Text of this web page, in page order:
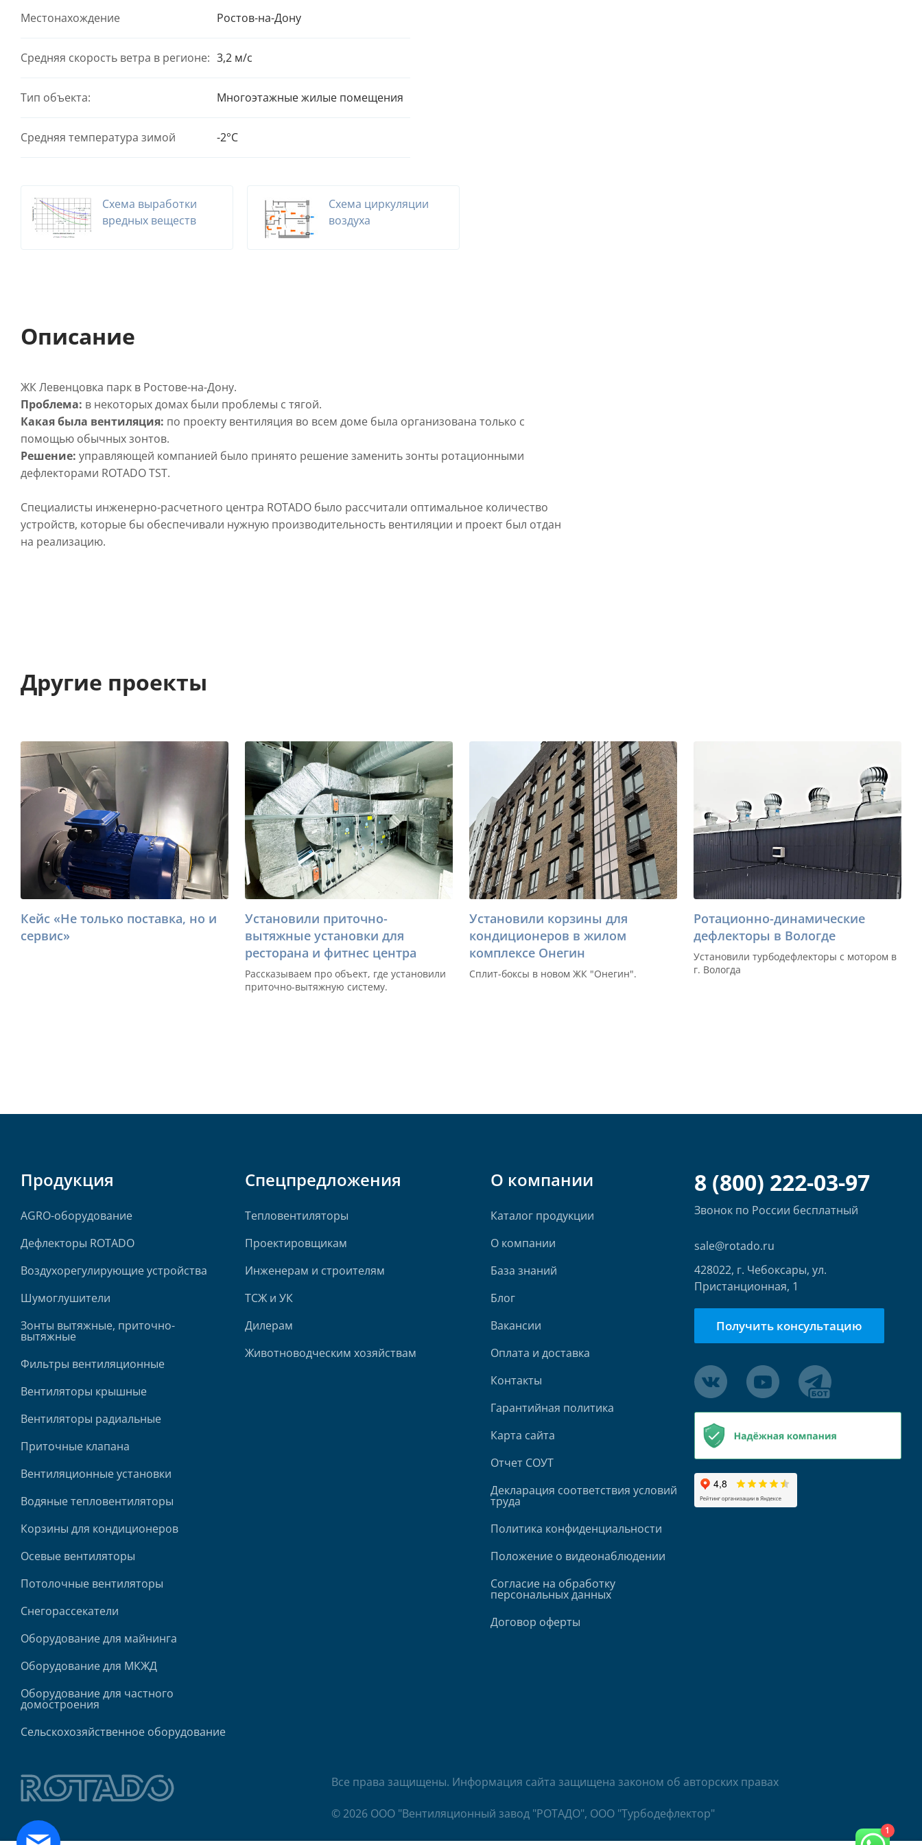
Местонахождение Ростов-на-Дону
Средняя скорость ветра в регионе: 3,2 м/с
Тип объекта: Многоэтажные жилые помещения
Средняя температура зимой -2°С
Схема выработки
вредных веществ
Схема циркуляции
воздуха
Описание
ЖК Левенцовка парк в Ростове-на-Дону.
Проблема: в некоторых домах были проблемы с тягой.
Какая была вентиляция: по проекту вентиляция во всем доме была организована только с
помощью обычных зонтов.
Решение: управляющей компанией было принято решение заменить зонты ротационными
дефлекторами ROTADO TST.
Специалисты инженерно-расчетного центра ROTADO было рассчитали оптимальное количество
устройств, которые бы обеспечивали нужную производительность вентиляции и проект был отдан
на реализацию.
Другие проекты
Кейс «Не только поставка, но и
сервис»
Установили приточно-
вытяжные установки для
ресторана и фитнес центра
Рассказываем про объект, где установили
приточно-вытяжную систему.
Установили корзины для
кондиционеров в жилом
комплексе Онегин
Сплит-боксы в новом ЖК "Онегин".
Ротационно-динамические
дефлекторы в Вологде
Установили турбодефлекторы с мотором в
г. Вологда
Продукция
AGRO-оборудование
Дефлекторы ROTADO
Воздухорегулирующие устройства
Шумоглушители
Зонты вытяжные, приточно-
вытяжные
Фильтры вентиляционные
Вентиляторы крышные
Вентиляторы радиальные
Приточные клапана
Вентиляционные установки
Водяные тепловентиляторы
Корзины для кондиционеров
Осевые вентиляторы
Потолочные вентиляторы
Снегорассекатели
Оборудование для майнинга
Оборудование для МКЖД
Оборудование для частного
домостроения
Сельскохозяйственное оборудование
Спецпредложения
Тепловентиляторы
Проектировщикам
Инженерам и строителям
ТСЖ и УК
Дилерам
Животноводческим хозяйствам
О компании
Каталог продукции
О компании
База знаний
Блог
Вакансии
Оплата и доставка
Контакты
Гарантийная политика
Карта сайта
Отчет СОУТ
Декларация соответствия условий
труда
Политика конфиденциальности
Положение о видеонаблюдении
Согласие на обработку
персональных данных
Договор оферты
8 (800) 222-03-97
Звонок по России бесплатный
sale@rotado.ru
428022, г. Чебоксары, ул.
Пристанционная, 1
Получить консультацию
Все права защищены. Информация сайта защищена законом об авторских правах
© 2026 ООО "Вентиляционный завод "РОТАДО", ООО "Турбодефлектор"
1